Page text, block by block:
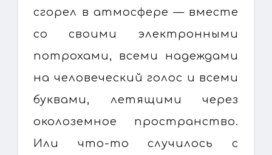
сгорел в атмосфере — вместе
со своими электронными
потрохами, всеми надеждами
на человеческий голос и всеми
буквами, летящими через
околоземное пространство.
Или что-то случилось с